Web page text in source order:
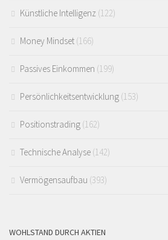
Künstliche Intelligenz (122)
Money Mindset (166)
Passives Einkommen (199)
Persönlichkeitsentwicklung (153)
Positionstrading (162)
Technische Analyse (142)
Vermögensaufbau (393)
WOHLSTAND DURCH AKTIEN